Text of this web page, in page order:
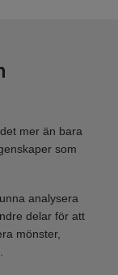
mer än bara
som
analysera
delar för att
mönster,